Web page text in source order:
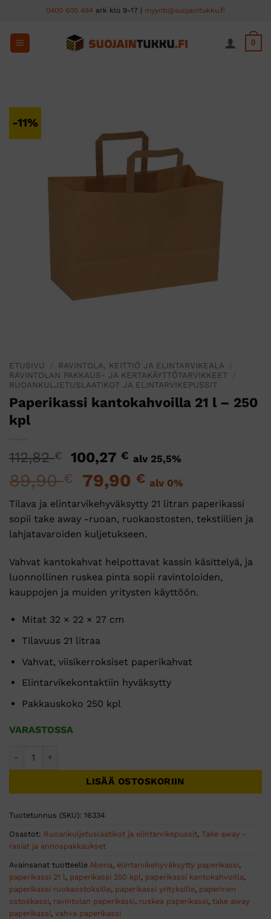
content
0400 600 484 ark klo 9-17 | myynti@suojaintukku.fi
0
-11%
ETUSIVU RAVINTOLA, KEITTIÖ JA ELINTARVIKEALA
RAVINTOLAN PAKKAUS- JA KERTAKÄYTTÖTARVIKKEET
RUOANKULJETUSLAATIKOT JA ELINTARVIKEPUSSIT
Paperikassi kantokahvoilla 21 l – 250
kpl
112,82€
Alkuperäinen
hinta
oli:
112,82 €.
100,27€ Nykyinen
hinta
on:
100,27 €.
alv 25,5%
89,90€
Alkuperäinen
hinta
oli:
89,90 €.
79,90 €Nykyinen
on:
79,90 €.
alv 0%
Tilava ja elintarvikehyväksytty 21 litran paperikassi
sopii take away -ruoan, ruokaostosten, tekstiilien ja
lahjatavaroiden kuljetukseen.
Vahvat kantokahvat helpottavat kassin käsittelyä, ja
luonnollinen ruskea pinta sopii ravintoloiden,
kauppojen ja muiden yritysten käyttöön.
Mitat 32 × 22 × 27 cm
Tilavuus 21 litraa
Vahvat, viisikerroksiset paperikahvat
Elintarvikekontaktiin hyväksytty
Pakkauskoko 250 kpl
VARASTOSSA
LISÄÄ OSTOSKORIIN
Tuotetunnus (SKU): 16334
Osastot: Ruoankuljetuslaatikot ja elintarvikepussit, Take away -
rasiat ja annospakkaukset
Avainsanat tuotteelle Abena, elintarvikehyväksytty paperikassi,
paperikassi 21 l, paperikassi 250 kpl, paperikassi kantokahvoilla,
paperikassi ruokaostoksille, paperikassi yrityksille, paperinen
ostoskassi, ravintolan paperikassi, ruskea paperikassi, take away
paperikassi, vahva paperikassi